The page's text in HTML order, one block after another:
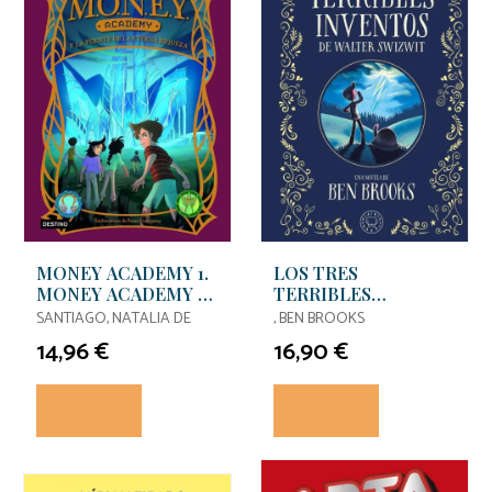
MONEY ACADEMY 1.
MONEY ACADEMY Y
LA FUENTE DE LA
SANTIAGO, NATALIA DE
14,96 €
LOS TRES
TERRIBLES
INVENTOS DE
, BEN BROOKS
16,90 €